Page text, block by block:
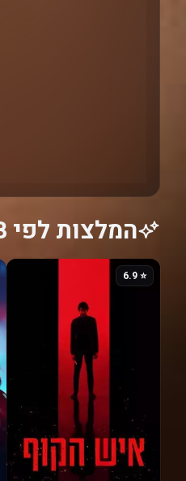
המלצות לפי TMDB
⭐ 6.9